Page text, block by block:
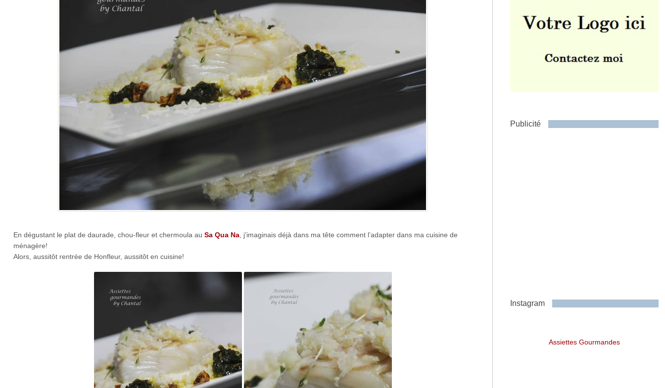
En dégustant le plat de daurade, chou-fleur et chermoula au Sa Qua Na, j’imaginais déjà dans ma tête comment l’adapter dans ma cuisine de
ménagère!
Alors, aussitôt rentrée de Honfleur, aussitôt en cuisine!
Publicité
Instagram
Assiettes Gourmandes